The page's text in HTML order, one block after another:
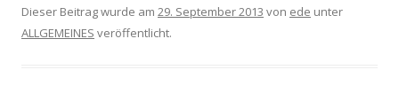
Dieser Beitrag wurde am 29. September 2013 von ede unter
ALLGEMEINES veröffentlicht.